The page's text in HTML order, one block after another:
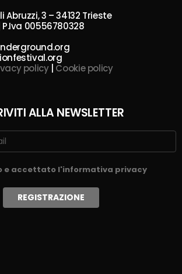
3 – 34132 Trieste
00556780328
policy| Cookie policy
ALLA NEWSLETTER
e accettato l'informativa privacy